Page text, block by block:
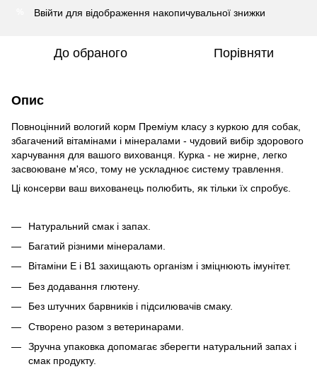
Ввійти для відображення накопичувальної знижки
До обраного Порівняти
Опис
Повноцінний вологий корм Преміум класу з куркою для собак,
збагачений вітамінами і мінералами - чудовий вибір здорового
харчування для вашого вихованця. Курка - не жирне, легко
засвоюване м'ясо, тому не ускладнює систему травлення.
Ці консерви ваш вихованець полюбить, як тільки їх спробує.
Натуральний смак і запах.
Багатий різними мінералами.
Вітаміни Е і В1 захищають організм і зміцнюють імунітет.
Без додавання глютену.
Без штучних барвників і підсилювачів смаку.
Створено разом з ветеринарами.
Зручна упаковка допомагає зберегти натуральний запах і
смак продукту.